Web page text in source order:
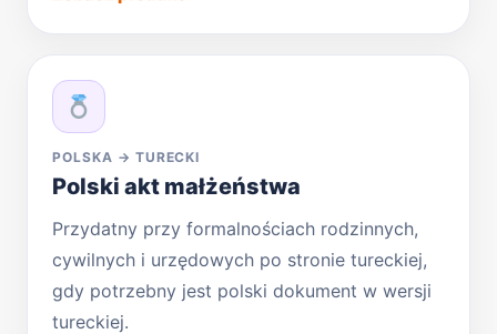
POLSKA → TURECKI
Polski akt małżeństwa
Przydatny przy formalnościach rodzinnych,
cywilnych i urzędowych po stronie tureckiej,
gdy potrzebny jest polski dokument w wersji
tureckiej.